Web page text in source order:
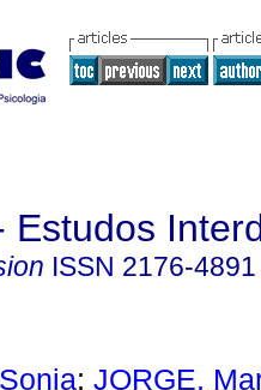
Estudos
ISSN 2176-4891
; JORGE,